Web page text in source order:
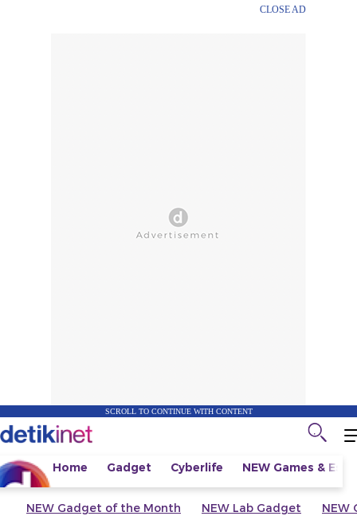
CLOSE AD
SCROLL TO CONTINUE WITH CONTENT
Home Gadget Cyberlife NEW Games &
NEW Gadget of the Month NEW Lab Gadget NEW